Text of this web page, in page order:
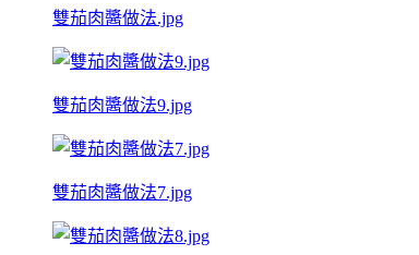
雙茄肉醬做法.jpg
雙茄肉醬做法9.jpg
雙茄肉醬做法7.jpg